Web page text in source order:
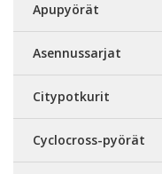
Apupyörät
Asennussarjat
Citypotkurit
Cyclocross-pyörät